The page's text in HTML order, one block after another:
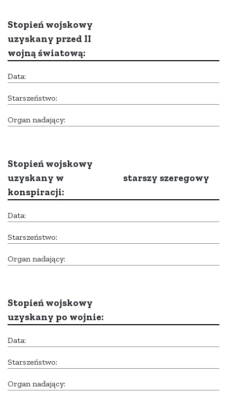
Stopień wojskowy
uzyskany przed II
wojną światową:
Data:
Starszeństwo:
Organ nadający:
Stopień wojskowy
uzyskany w
konspiracji:
starszy szeregowy
Data:
Starszeństwo:
Organ nadający:
Stopień wojskowy
uzyskany po wojnie:
Data:
Starszeństwo:
Organ nadający: